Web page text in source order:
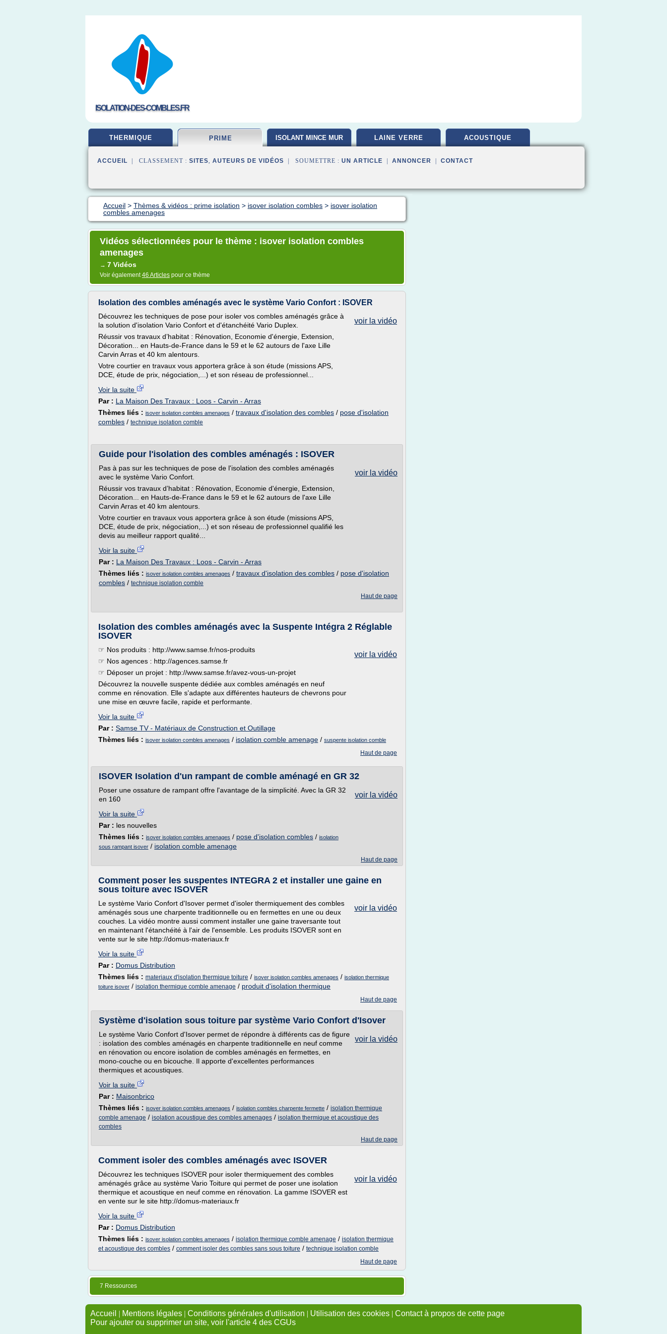
ISOLATION-DES-COMBLES.FR
THERMIQUE PRIME ISOLANT MINCE MUR LAINE VERRE ACOUSTIQUE
ACCUEIL | CLASSEMENT : SITES, AUTEURS DE VIDÉOS | SOUMETTRE : UN ARTICLE ANNONCER CONTACT
Accueil > Thèmes & vidéos : prime isolation > isover isolation combles > isover isolation
combles amenages
Vidéos sélectionnées pour le thème : isover isolation combles
amenages
→ 7 Vidéos
Voir également46 Articles pour ce thème
Isolation des combles aménagés avec le système Vario Confort : ISOVER
voir la vidéo
Découvrez les techniques de pose pour isoler vos combles aménagés grâce à
la solution d'isolation Vario Confort et d'étanchéité Vario Duplex.
Réussir vos travaux d’habitat : Rénovation, Economie d'énergie, Extension,
Décoration... en Hauts-de-France dans le 59 et le 62 autours de l'axe Lille
Carvin Arras et 40 km alentours.
Votre courtier en travaux vous apportera grâce à son étude (missions APS,
DCE, étude de prix, négociation,...) et son réseau de professionnel...
Voir la suite
Par : La Maison Des Travaux : Loos - Carvin - Arras
Thèmes liés : isover isolation combles amenages / travaux d'isolation des combles / pose d'isolation
combles / technique isolation comble
Guide pour l'isolation des combles aménagés : ISOVER
voir la vidéo
Pas à pas sur les techniques de pose de l'isolation des combles aménagés
avec le système Vario Confort.
Réussir vos travaux d’habitat : Rénovation, Economie d'énergie, Extension,
Décoration... en Hauts-de-France dans le 59 et le 62 autours de l'axe Lille
Carvin Arras et 40 km alentours.
Votre courtier en travaux vous apportera grâce à son étude (missions APS,
DCE, étude de prix, négociation,...) et son réseau de professionnel qualifié les
devis au meilleur rapport qualité...
Voir la suite
Par : La Maison Des Travaux : Loos - Carvin - Arras
Thèmes liés : isover isolation combles amenages / travaux d'isolation des combles / pose d'isolation
combles / technique isolation comble
Haut de page
Isolation des combles aménagés avec la Suspente Intégra 2 Réglable
ISOVER
voir la vidéo
☞ Nos produits : http://www.samse.fr/nos-produits
☞ Nos agences : http://agences.samse.fr
☞ Déposer un projet : http://www.samse.fr/avez-vous-un-projet
Découvrez la nouvelle suspente dédiée aux combles aménagés en neuf
comme en rénovation. Elle s'adapte aux différentes hauteurs de chevrons pour
une mise en œuvre facile, rapide et performante.
Voir la suite
Par : Samse TV - Matériaux de Construction et Outillage
Thèmes liés : isover isolation combles amenages / isolation comble amenage / suspente isolation comble
Haut de page
ISOVER Isolation d'un rampant de comble aménagé en GR 32
voir la vidéo
Poser une ossature de rampant offre l'avantage de la simplicité. Avec la GR 32
en 160
Voir la suite
Par : les nouvelles
Thèmes liés : isover isolation combles amenages / pose d'isolation combles / isolation
sous rampant isover / isolation comble amenage
Haut de page
Comment poser les suspentes INTEGRA 2 et installer une gaine en
sous toiture avec ISOVER
voir la vidéo
Le système Vario Confort d'Isover permet d'isoler thermiquement des combles
aménagés sous une charpente traditionnelle ou en fermettes en une ou deux
couches. La vidéo montre aussi comment installer une gaine traversante tout
en maintenant l'étanchéité à l'air de l'ensemble. Les produits ISOVER sont en
vente sur le site http://domus-materiaux.fr
Voir la suite
Par : Domus Distribution
Thèmes liés : materiaux d'isolation thermique toiture / isover isolation combles amenages / isolation thermique
toiture isover / isolation thermique comble amenage / produit d'isolation thermique
Haut de page
Système d'isolation sous toiture par système Vario Confort d'Isover
voir la vidéo
Le système Vario Confort d'Isover permet de répondre à différents cas de figure
: isolation des combles aménagés en charpente traditionnelle en neuf comme
en rénovation ou encore isolation de combles aménagés en fermettes, en
mono-couche ou en bicouche. Il apporte d'excellentes performances
thermiques et acoustiques.
Voir la suite
Par : Maisonbrico
Thèmes liés : isover isolation combles amenages / isolation combles charpente fermette / isolation thermique
comble amenage / isolation acoustique des combles amenages / isolation thermique et acoustique des
combles
Haut de page
Comment isoler des combles aménagés avec ISOVER
voir la vidéo
Découvrez les techniques ISOVER pour isoler thermiquement des combles
aménagés grâce au système Vario Toiture qui permet de poser une isolation
thermique et acoustique en neuf comme en rénovation. La gamme ISOVER est
en vente sur le site http://domus-materiaux.fr
Voir la suite
Par : Domus Distribution
Thèmes liés : isover isolation combles amenages / isolation thermique comble amenage / isolation thermique
et acoustique des combles / comment isoler des combles sans sous toiture / technique isolation comble
Haut de page
7 Ressources
Accueil | Mentions légales | Conditions générales d'utilisation | Utilisation des cookies | Contact à propos de cette page
Pour ajouter ou supprimer un site, voir l'article 4 des CGUs